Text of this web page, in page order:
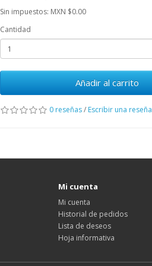
Sin impuestos: MXN $0.00
Cantidad
Añadir al carrito
0 reseñas/ Escribir una reseña
Mi cuenta
Mi cuenta
Historial de pedidos
Lista de deseos
Hoja informativa